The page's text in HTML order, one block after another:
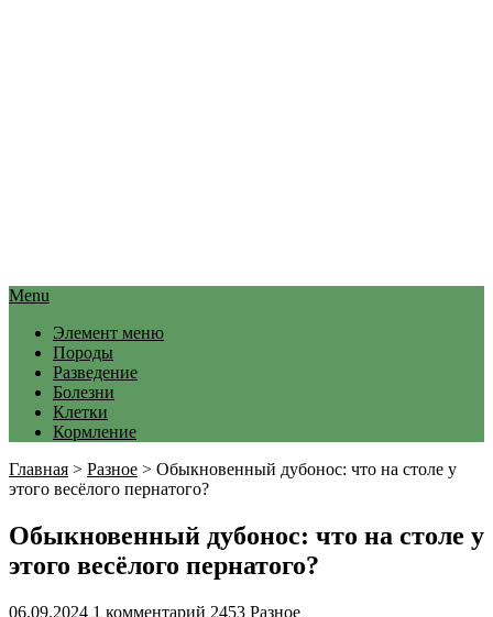
Menu
Элемент меню
Породы
Разведение
Болезни
Клетки
Кормление
Главная > Разное > Обыкновенный дубонос: что на столе у
этого весёлого пернатого?
Обыкновенный дубонос: что на столе у
этого весёлого пернатого?
06.09.2024 1 комментарий 2453 Разное